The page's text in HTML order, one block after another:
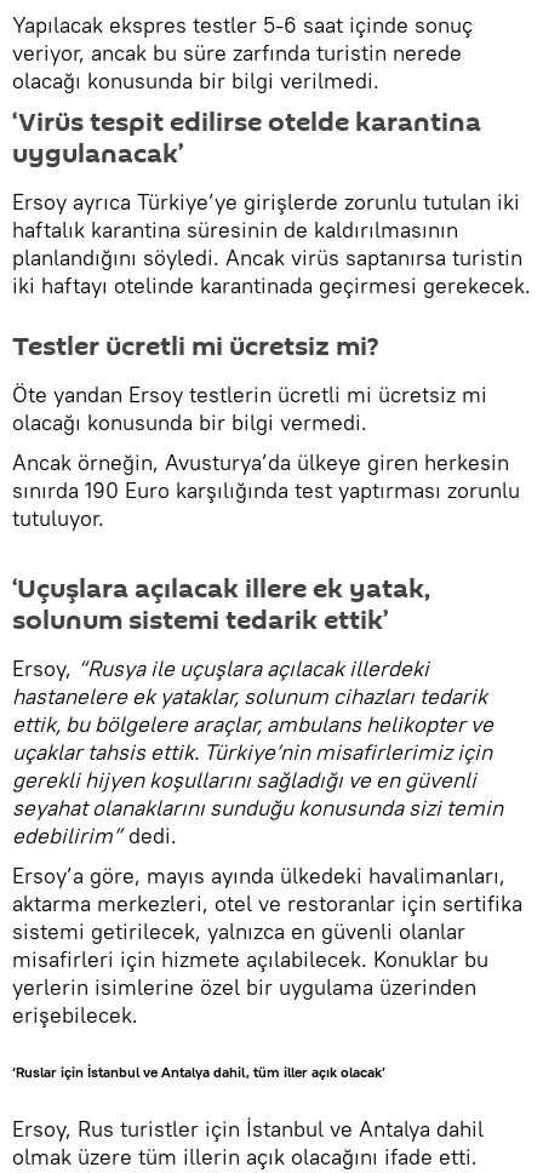
Yapılacak ekspres testler 5-6 saat içinde sonuç
veriyor, ancak bu süre zarfında turistin nerede
olacağı konusunda bir bilgi verilmedi.
‘Virüs tespit edilirse otelde karantina
uygulanacak’
Ersoy ayrıca Türkiye’ye girişlerde zorunlu tutulan iki
haftalık karantina süresinin de kaldırılmasının
planlandığını söyledi. Ancak virüs saptanırsa turistin
iki haftayı otelinde karantinada geçirmesi gerekecek.
Testler ücretli mi ücretsiz mi?
Öte yandan Ersoy testlerin ücretli mi ücretsiz mi
olacağı konusunda bir bilgi vermedi.
Ancak örneğin, Avusturya’da ülkeye giren herkesin
sınırda 190 Euro karşılığında test yaptırması zorunlu
tutuluyor.
‘Uçuşlara açılacak illere ek yatak,
solunum sistemi tedarik ettik’
Ersoy, “Rusya ile uçuşlara açılacak illerdeki
hastanelere ek yataklar, solunum cihazları tedarik
ettik, bu bölgelere araçlar, ambulans helikopter ve
uçaklar tahsis ettik. Türkiye’nin misafirlerimiz için
gerekli hijyen koşullarını sağladığı ve en güvenli
seyahat olanaklarını sunduğu konusunda sizi temin
edebilirim”dedi.
Ersoy’a göre, mayıs ayında ülkedeki havalimanları,
aktarma merkezleri, otel ve restoranlar için sertifika
sistemi getirilecek, yalnızca en güvenli olanlar
misafirleri için hizmete açılabilecek. Konuklar bu
yerlerin isimlerine özel bir uygulama üzerinden
erişebilecek.
‘Ruslar için İstanbul ve Antalya dahil, tüm iller açık olacak’
Ersoy, Rus turistler için İstanbul ve Antalya dahil
olmak üzere tüm illerin açık olacağını ifade etti.